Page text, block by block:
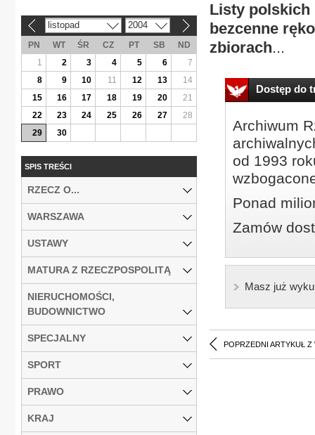
Listy polskich
bezcenne
zbiorach...
Dostęp do
Archiwum
od 1993
Ponad
Zamów
Masz już
POPRZEDNI ARTYKUŁ Z
listopad 2004
PN WT ŚR CZ PT SB
ND
1
2 3 4 5 6
7
8
9 10 11 12 13
14
15
16 17 18 19 20
21
22
23 24 25 26 27
28
29
30
SPIS TREŚCI
RZECZ O...
WARSZAWA
USTAWY
MATURA Z RZECZPOSPOLITĄ
NIERUCHOMOŚCI,
BUDOWNICTWO
SPECJALNY
SPORT
PRAWO
KRAJ